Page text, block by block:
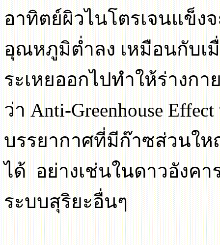
อาทิตย์ผิวไนโตรเจนแข็ง
อุณหภูมิต่ำลง เหมือนกับเมื่
ระเหยออกไปทำให้ร่างก
ว่าAnti-Greenhouse Effect
บรรยากาศที่มีก๊าซส่วนใ
ได้ อย่างเช่นในดาวอังค
ระบบสุริยะอื่นๆ